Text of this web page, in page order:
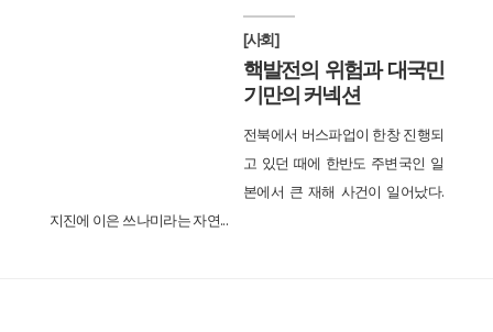
[사회]
핵발전의 위험과 대국민
기만의 커넥션
전북에서 버스파업이 한창 진행되
고 있던 때에 한반도 주변국인 일
본에서 큰 재해 사건이 일어났다.
지진에 이은 쓰나미라는 자연...